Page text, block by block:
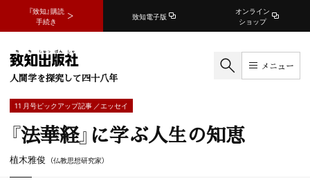
『致知』購読
手続き
致知電子版
オンライン
ショップ
人間学を探究して四十八年
メニュー
11 月号ピックアップ記事 ／エッセイ
『法華経』に学ぶ人生の知恵
植木雅俊 （仏教思想研究家）